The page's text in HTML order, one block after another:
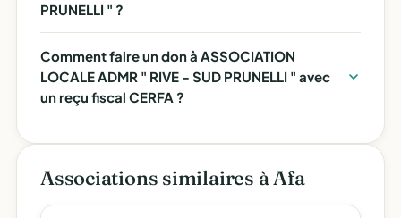
PRUNELLI " ?
Comment faire un don à ASSOCIATION
LOCALE ADMR " RIVE - SUD PRUNELLI " avec
un reçu fiscal CERFA ?
Associations similaires à Afa